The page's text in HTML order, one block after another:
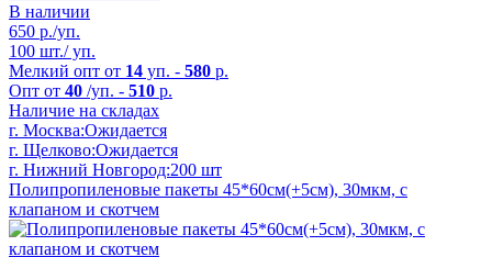
В наличии
650 р./уп.
100 шт./ уп.
Мелкий опт от 14 уп. - 580 р.
Опт от 40 /уп. - 510 р.
Наличие на складах
г. Москва:Ожидается
г. Щелково:Ожидается
г. Нижний Новгород:200 шт
Полипропиленовые пакеты 45*60см(+5см), 30мкм, с
клапаном и скотчем